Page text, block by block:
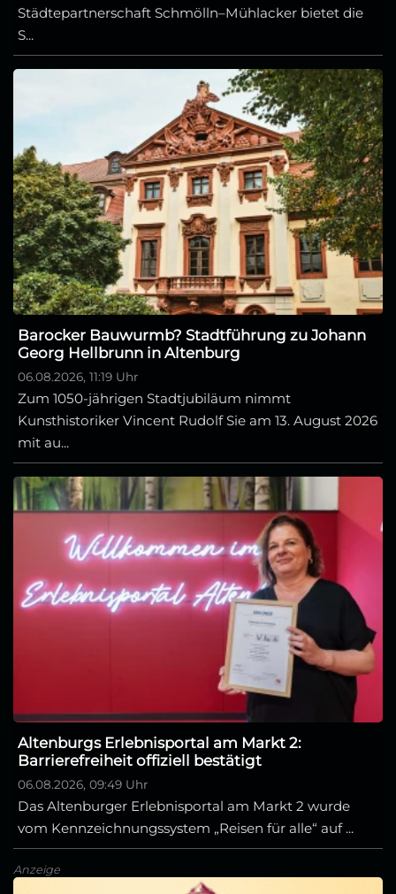
Städtepartnerschaft Schmölln–Mühlacker bietet die
S...
Barocker Bauwurmb? Stadtführung zu Johann
Georg Hellbrunn in Altenburg
06.08.2026, 11:19 Uhr
Zum 1050-jährigen Stadtjubiläum nimmt
Kunsthistoriker Vincent Rudolf Sie am 13. August 2026
mit au...
Altenburgs Erlebnisportal am Markt 2:
Barrierefreiheit offiziell bestätigt
06.08.2026, 09:49 Uhr
Das Altenburger Erlebnisportal am Markt 2 wurde
vom Kennzeichnungssystem „Reisen für alle“ auf ...
Anzeige